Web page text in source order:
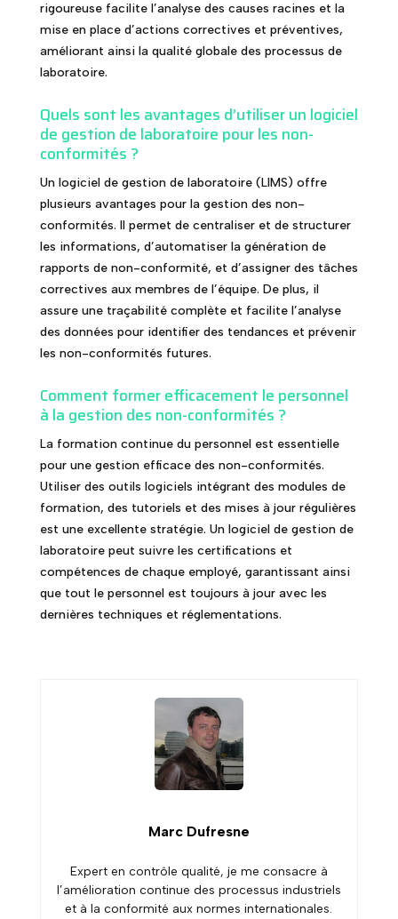
rigoureuse facilite l’analyse des causes racines et la
mise en place d’actions correctives et préventives,
améliorant ainsi la qualité globale des processus de
laboratoire.
Quels sont les avantages d’utiliser un logiciel
de gestion de laboratoire pour les non-
conformités ?
Un logiciel de gestion de laboratoire (LIMS) offre
plusieurs avantages pour la gestion des non-
conformités. Il permet de centraliser et de structurer
les informations, d’automatiser la génération de
rapports de non-conformité, et d’assigner des tâches
correctives aux membres de l’équipe. De plus, il
assure une traçabilité complète et facilite l’analyse
des données pour identifier des tendances et prévenir
les non-conformités futures.
Comment former efficacement le personnel
à la gestion des non-conformités ?
La formation continue du personnel est essentielle
pour une gestion efficace des non-conformités.
Utiliser des outils logiciels intégrant des modules de
formation, des tutoriels et des mises à jour régulières
est une excellente stratégie. Un logiciel de gestion de
laboratoire peut suivre les certifications et
compétences de chaque employé, garantissant ainsi
que tout le personnel est toujours à jour avec les
dernières techniques et réglementations.
Marc Dufresne
Expert en contrôle qualité, je me consacre à
l’amélioration continue des processus industriels
et à la conformité aux normes internationales.